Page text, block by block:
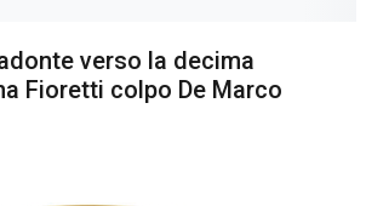
verso la decima
Fioretti colpo De Marco